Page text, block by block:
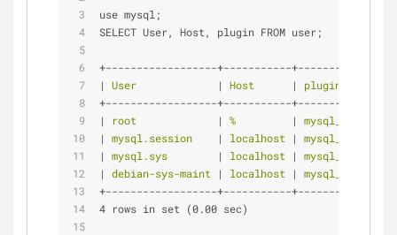
use mysql;
SELECT User, Host, plugin FROM user;
+------------------+-----------
|
User | Host |
+------------------+-----------
|
root | % |
|
mysql.session | localhost |
|
mysql.sys | localhost |
|
debian-sys-maint | localhost |
+------------------+-----------
4 rows in set (0.00 sec)